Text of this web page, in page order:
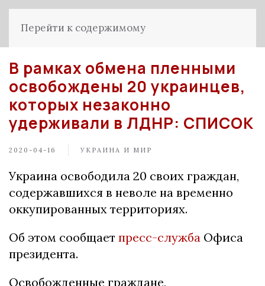
Перейти к содержимому
В рамках обмена пленными
освобождены 20 украинцев,
которых незаконно
удерживали в ЛДНР: СПИСОК
2020-04-16 УКРАИНА И МИР
Украина освободила 20 своих граждан,
содержавшихся в неволе на временно
оккупированных территориях.
Об этом сообщает пресс-служба Офиса
президента.
Освобожденные граждане,